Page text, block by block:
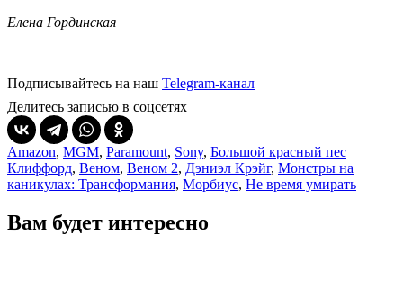
Елена Гординская
Подписывайтесь на наш Telegram-канал
Делитесь записью в соцсетях
Amazon, MGM, Paramount, Sony, Большой красный пес
Клиффорд, Веном, Веном 2, Дэниэл Крэйг, Монстры на
каникулах: Трансформания, Морбиус, Не время умирать
Вам будет интересно